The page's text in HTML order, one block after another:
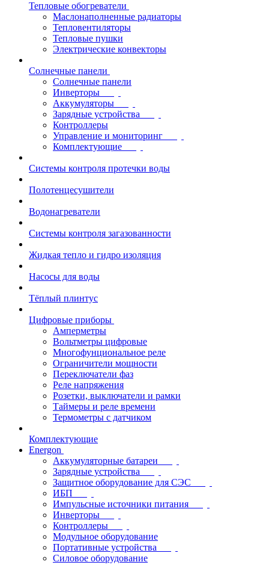
Тепловые обогреватели
Маслонаполненные радиаторы
Тепловентиляторы
Тепловые пушки
Электрические конвекторы
Солнечные панели
Солнечные панели
Инверторы
Аккумуляторы
Зарядные устройства
Контроллеры
Управление и мониторинг
Комплектующие
Системы контроля протечки воды
Полотенцесушители
Водонагреватели
Системы контроля загазованности
Жидкая тепло и гидро изоляция
Насосы для воды
Тёплый плинтус
Цифровые приборы
Амперметры
Вольтметры цифровые
Многофунциональное реле
Ограничители мощности
Переключатели фаз
Реле напряжения
Розетки, выключатели и рамки
Таймеры и реле времени
Термометры c датчиком
Комплектующие
Energon
Аккумуляторные батареи
Зарядные устройства
Защитное оборудование для СЭС
ИБП
Импульсные источники питания
Инверторы
Контроллеры
Модульное оборудование
Портативные устройства
Силовое оборудование